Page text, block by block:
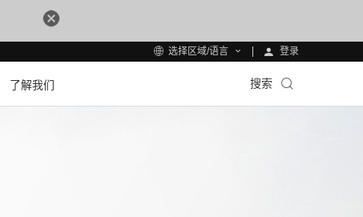
选择区域/语言 登录
了解我们 搜索